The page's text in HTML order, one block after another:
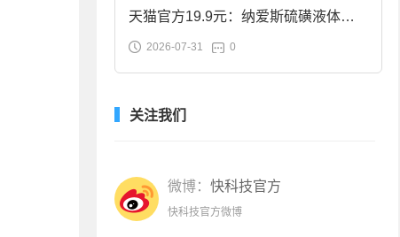
天猫官方19.9元：纳爱斯硫磺液体香
皂2斤大促
2026-07-31 0
关注我们
微博： 快科技官方
快科技官方微博